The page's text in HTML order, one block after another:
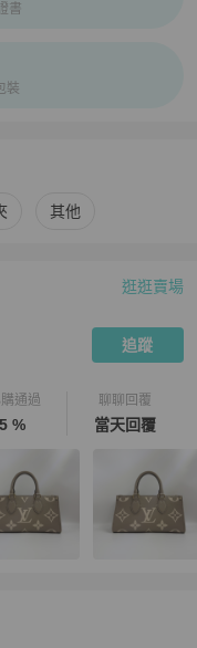
書
裝
薦 其他
逛逛賣場
追蹤
通過
%
聊聊回覆
當天回覆